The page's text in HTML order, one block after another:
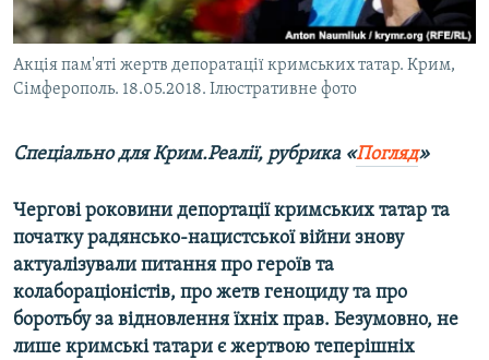
ІНФОГРАФІКА
ДОЛУЧАЙСЯ!
Акція пам'яті жертв депорaтації кримських татар. Крим,
Сімферополь. 18.05.2018. Ілюстративне фото
Спеціально для Крим.Реалії, рубрика «Погляд»
Чергові роковини депортації кримських татар та
початку радянсько-нацистської війни знову
актуалізували питання про героїв та
колабораціоністів, про жетв геноциду та про
боротьбу за відновлення їхніх прав. Безумовно, не
лише кримські татари є жертвою теперішніх